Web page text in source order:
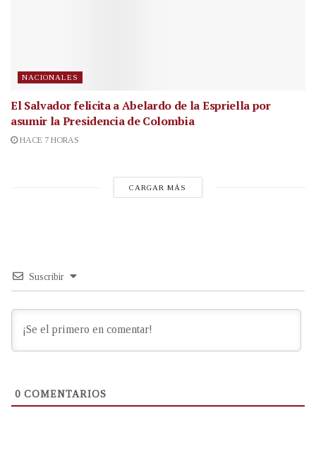
NACIONALES
El Salvador felicita a Abelardo de la Espriella por
asumir la Presidencia de Colombia
HACE 7 HORAS
CARGAR MÁS
Suscribir
0 COMENTARIOS